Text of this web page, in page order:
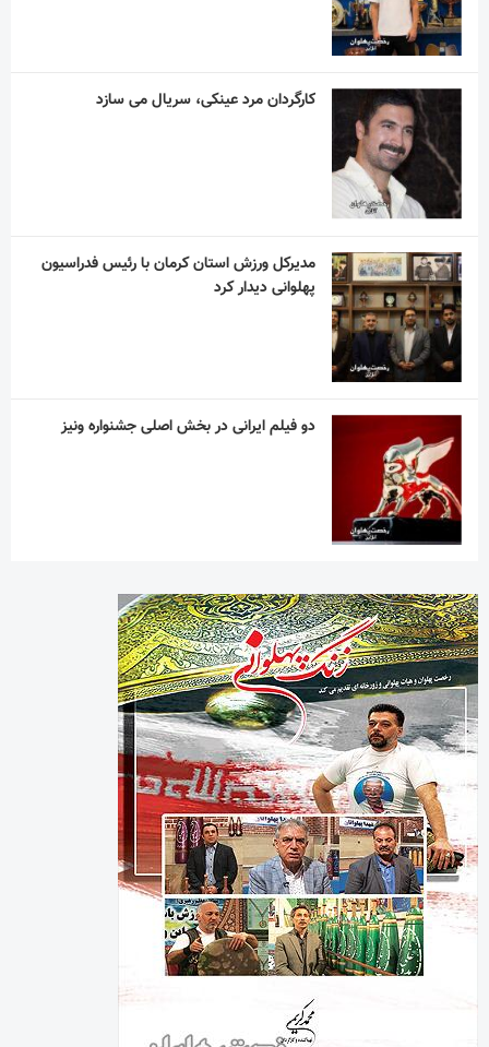
کارگردان مرد عینکی، سریال می سازد
مدیرکل ورزش استان کرمان با رئیس فدراسیون
پهلوانی دیدار کرد
دو فیلم ایرانی در بخش اصلی جشنواره ونیز